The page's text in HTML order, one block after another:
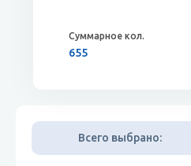
655
Всего выбрано: